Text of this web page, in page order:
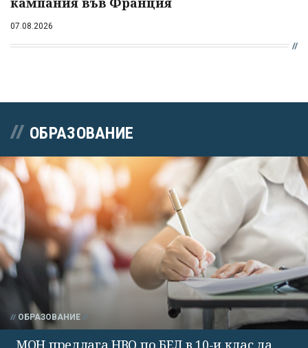
07.08.2026
ОБРАЗОВАНИЕ
ОБРАЗОВАНИЕ
МОН предлага НВО по БЕЛ в 10-и клас да